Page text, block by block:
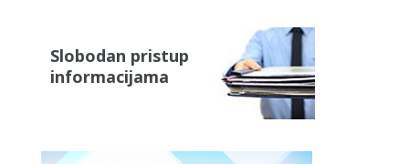
Slobodan pristup
informacijama